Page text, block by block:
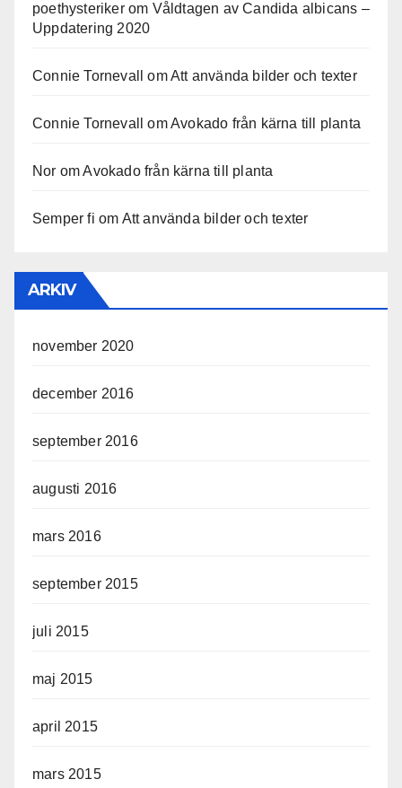
poethysterikerom Våldtagen av Candida albicans –
Uppdatering 2020
Connie Tornevall omAtt använda bilder och texter
Connie Tornevall omAvokado från kärna till planta
Nor omAvokado från kärna till planta
Semper fi om Att använda bilder och texter
ARKIV
november 2020
december 2016
september 2016
augusti 2016
mars 2016
september 2015
juli 2015
maj 2015
april 2015
mars 2015